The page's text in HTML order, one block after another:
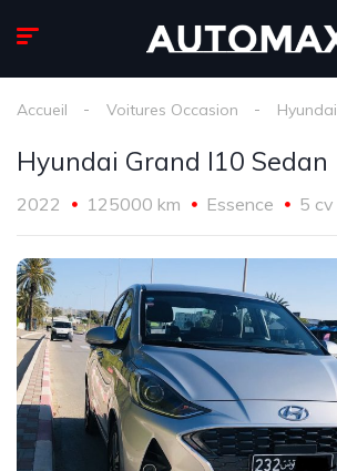
Accueil Voitures Occasion Hyundai
Hyundai Grand I10 Sedan
2022 125000 km Essence 5 cv